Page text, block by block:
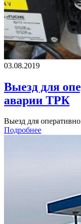
03.08.2019
Выезд для
аварии ТРК
Выезд для
Подробнее